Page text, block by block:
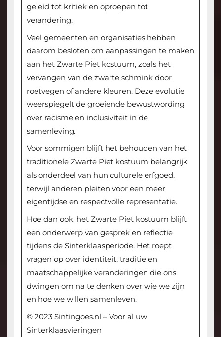
geleid tot kritiek en oproepen tot
verandering.
Veel gemeenten en organisaties hebben
daarom besloten om aanpassingen te maken
aan het Zwarte Piet kostuum, zoals het
vervangen van de zwarte schmink door
roetvegen of andere kleuren. Deze evolutie
weerspiegelt de groeiende bewustwording
over racisme en inclusiviteit in de
samenleving.
Voor sommigen blijft het behouden van het
traditionele Zwarte Piet kostuum belangrijk
als onderdeel van hun culturele erfgoed,
terwijl anderen pleiten voor een meer
eigentijdse en respectvolle representatie.
Hoe dan ook, het Zwarte Piet kostuum blijft
een onderwerp van gesprek en reflectie
tijdens de Sinterklaasperiode. Het roept
vragen op over identiteit, traditie en
maatschappelijke veranderingen die ons
dwingen om na te denken over wie we zijn
en hoe we willen samenleven.
© 2023 Sintingoes.nl – Voor al uw
Sinterklaasvieringen